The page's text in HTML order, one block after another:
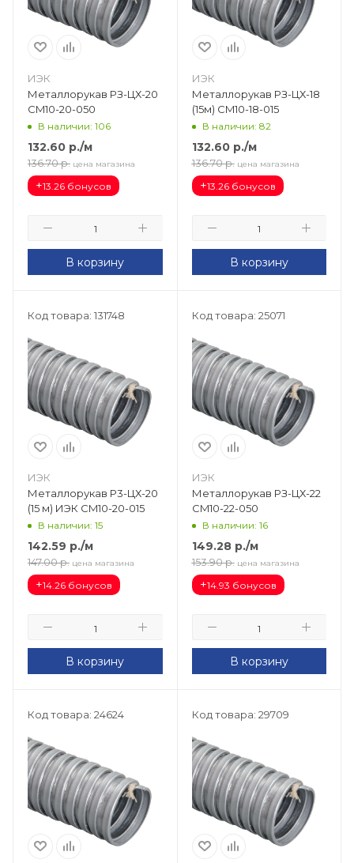
ИЭК
Металлорукав РЗ-ЦХ-20
CM10-20-050
В наличии: 106
132.60 р./м
136.70 р. цена магазина
+13.26 бонусов
В корзину
ИЭК
Металлорукав РЗ-ЦХ-18
(15м) CM10-18-015
В наличии: 82
132.60р./м
136.70 р. цена магазина
+13.26 бонусов
В корзину
Код товара: 131748
ИЭК
Металлорукав Р3-ЦХ-20
(15 м) ИЭК CM10-20-015
В наличии: 15
142.59 р./м
147.00 р. цена магазина
+14.26 бонусов
В корзину
Код товара: 25071
ИЭК
Металлорукав РЗ-ЦХ-22
CM10-22-050
В наличии: 16
149.28р./м
153.90 р. цена магазина
+14.93 бонусов
В корзину
Код товара: 24624 Код товара: 29709